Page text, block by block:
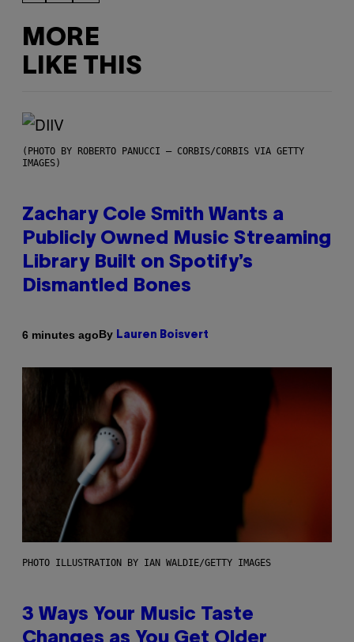
MORE
LIKE THIS
(PHOTO BY ROBERTO PANUCCI – CORBIS/CORBIS VIA GETTY
IMAGES)
Zachary Cole Smith Wants a
Publicly Owned Music Streaming
Library Built on Spotify’s
Dismantled Bones
6 minutes agoBy Lauren Boisvert
PHOTO ILLUSTRATION BY IAN WALDIE/GETTY IMAGES
3 Ways Your Music Taste